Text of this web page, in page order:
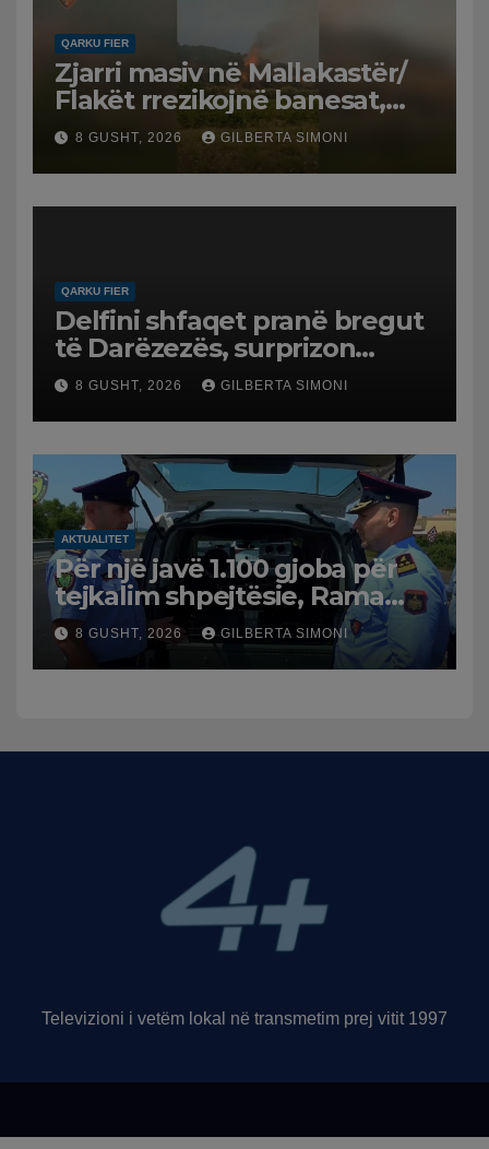
QARKU FIER
Zjarri masiv në Mallakastër/
Flakët rrezikojnë banesat,
Policia evakuon disa familje
në Koilac
8 GUSHT, 2026 GILBERTA SIMONI
QARKU FIER
Delfini shfaqet pranë bregut
të Darëzezës, surprizon
pushuesit dhe banorët
8 GUSHT, 2026 GILBERTA SIMONI
AKTUALITET
Për një javë 1.100 gjoba për
tejkalim shpejtësie, Rama
publikon videon: Kamerat e
trafikut së shpejti në
funksion
8 GUSHT, 2026 GILBERTA SIMONI
Televizioni i vetëm lokal në transmetim prej vitit 1997